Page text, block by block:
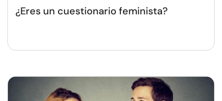
¿Eres un cuestionario feminista?